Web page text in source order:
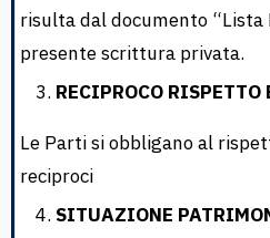
risulta dal documento
presente scrittura privata.
RECIPROCO
Le Parti si obbligano al
reciproci
SITUAZIONE